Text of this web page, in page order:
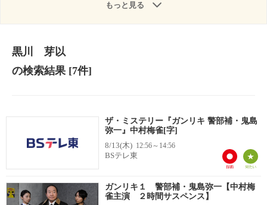
もっと見る
黒川 芽以
の検索結果[7件]
ザ・ミステリー『ガンリキ 警部補・鬼島
弥一』中村梅雀[字]
8/13(木) 12:56～14:56
BSテレ東
ガンリキ１ 警部補・鬼島弥一【中村梅
雀主演 ２時間サスペンス】